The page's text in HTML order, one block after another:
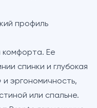
профиль
комфорта. Ее
спинки и глубокая
эргономичность,
или спальне.